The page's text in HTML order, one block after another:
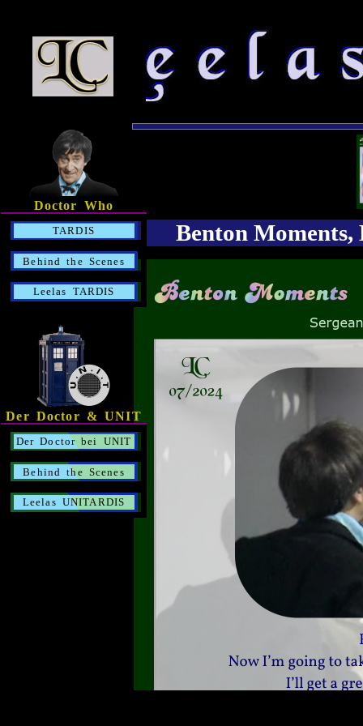
Doctor Who
TARDIS
Behind the Scenes
Leelas TARDIS
Der Doctor & UNIT
Der Doctor bei UNIT
Behind the Scenes
Leelas UNITARDIS
Benton Moments,